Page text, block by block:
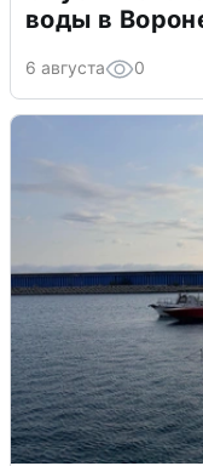
воды в
6 августа 0